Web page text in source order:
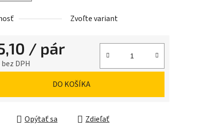
Zvoľte variant
/ pár
DPH
DO KOŠÍKA
Opýtať sa Zdieľať